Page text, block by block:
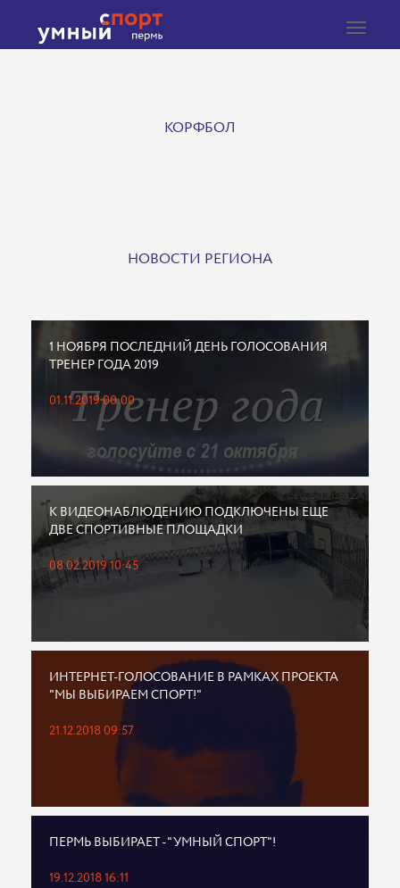
Toggle
КОРФБОЛ
НОВОСТИ РЕГИОНА
1 НОЯБРЯ ПОСЛЕДНИЙ ДЕНЬ ГОЛОСОВАНИЯ
ТРЕНЕР ГОДА 2019
01.11.2019 00:00
К ВИДЕОНАБЛЮДЕНИЮ ПОДКЛЮЧЕНЫ ЕЩЕ
ДВЕ СПОРТИВНЫЕ ПЛОЩАДКИ
08.02.2019 10:45
ИНТЕРНЕТ-ГОЛОСОВАНИЕ В РАМКАХ ПРОЕКТА
"МЫ ВЫБИРАЕМ СПОРТ!"
21.12.2018 09:57
ПЕРМЬ ВЫБИРАЕТ - "УМНЫЙ СПОРТ"!
19.12.2018 16:11